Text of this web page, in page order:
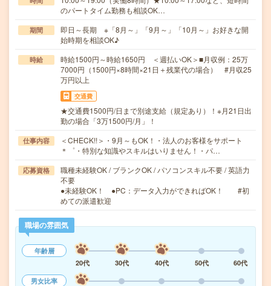
のパートタイム勤務も相談OK…
期間
即日～長期 ※「8月～」「9月～」「10月～」お好きな開
始時期を相談OK♪
時給
時給1500円～時給1650円 ＜週払いOK＞■月収例：25万
7000円（1500円×8時間×21日＋残業代の場合） #月収25
万円以上
交通費
★交通費1500円/日まで別途支給（規定あり）！※月21日出
勤の場合「3万1500円/月」！
仕事内容
＜CHECK!!＞・9月～もOK！・法人のお客様をサポート
＊゜・特別な知識やスキルはいりません！・パ…
応募資格
職種未経験OK / ブランクOK / パソコンスキル不要 / 英語力
不要
●未経験OK！ ●PC：データ入力ができればOK！ #初
めての派遣歓迎
職場の雰囲気
年齢層
20代
30代 40代 50代
60代
男女比率